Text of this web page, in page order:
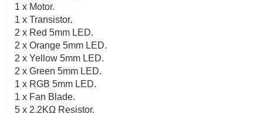
1 x Motor.
1 x Transistor.
2 x Red 5mm LED.
2 x Orange 5mm LED.
2 x Yellow 5mm LED.
2 x Green 5mm LED.
1 x RGB 5mm LED.
1 x Fan Blade.
5 x 2.2KΩ Resistor.